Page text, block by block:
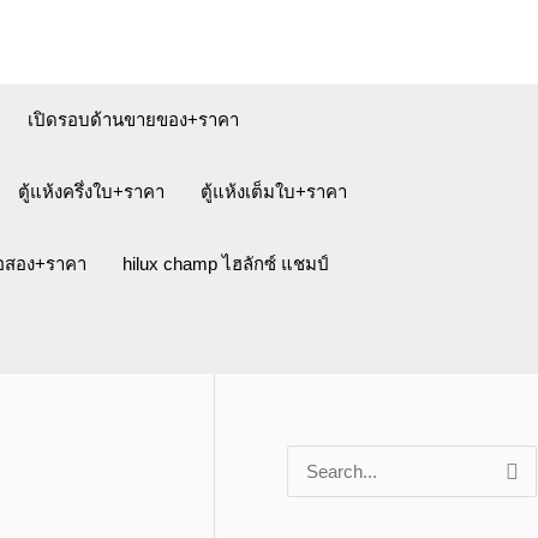
เปิดรอบด้านขายของ+ราคา
ตู้แห้งครึ่งใบ+ราคา ตู้แห้งเต็มใบ+ราคา
อง+ราคา hilux champ ไฮลักซ์ แชมป์